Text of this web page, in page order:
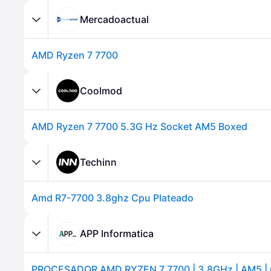
Mercadoactual
AMD Ryzen 7 7700
Coolmod
AMD Ryzen 7 7700 5.3G Hz Socket AM5 Boxed
Techinn
Amd R7-7700 3.8ghz Cpu Plateado
APP Informatica